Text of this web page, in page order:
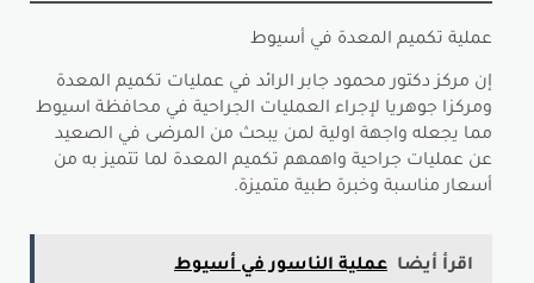
عملية تكميم المعدة في أسيوط
إن مركز دكتور محمود جابر الرائد في عمليات تكميم المعدة
ومركزا جوهريا لإجراء العمليات الجراحية في محافظة اسيوط
مما يجعله واجهة اولية لمن يبحث من المرضى في الصعيد
عن عمليات جراحية واهمهم تكميم المعدة لما تتميز به من
أسعار مناسبة وخبرة طبية متميزة.
اقرأ أيضا عملية الناسور في أسيوط